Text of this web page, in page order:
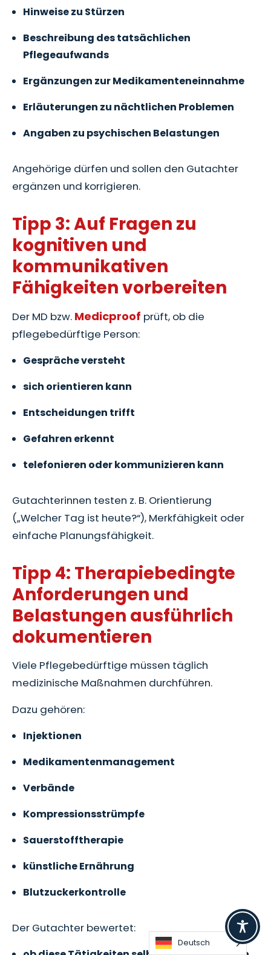
Hinweise zu Stürzen
Beschreibung des tatsächlichen
Pflegeaufwands
Ergänzungen zur Medikamenteneinnahme
Erläuterungen zu nächtlichen Problemen
Angaben zu psychischen Belastungen
Angehörige dürfen und sollen den Gutachter
ergänzen und korrigieren.
Tipp 3: Auf Fragen zu
kognitiven und
kommunikativen
Fähigkeiten vorbereiten
Der MD bzw. Medicproof prüft, ob die
pflegebedürftige Person:
Gespräche versteht
sich orientieren kann
Entscheidungen trifft
Gefahren erkennt
telefonieren oder kommunizieren kann
Gutachterinnen testen z. B. Orientierung
(„Welcher Tag ist heute?“), Merkfähigkeit oder
einfache Planungsfähigkeit.
Tipp 4: Therapiebedingte
Anforderungen und
Belastungen ausführlich
dokumentieren
Viele Pflegebedürftige müssen täglich
medizinische Maßnahmen durchführen.
Dazu gehören:
Injektionen
Medikamentenmanagement
Verbände
Kompressionsstrümpfe
Sauerstofftherapie
künstliche Ernährung
Blutzuckerkontrolle
Der Gutachter bewertet:
Deutsch